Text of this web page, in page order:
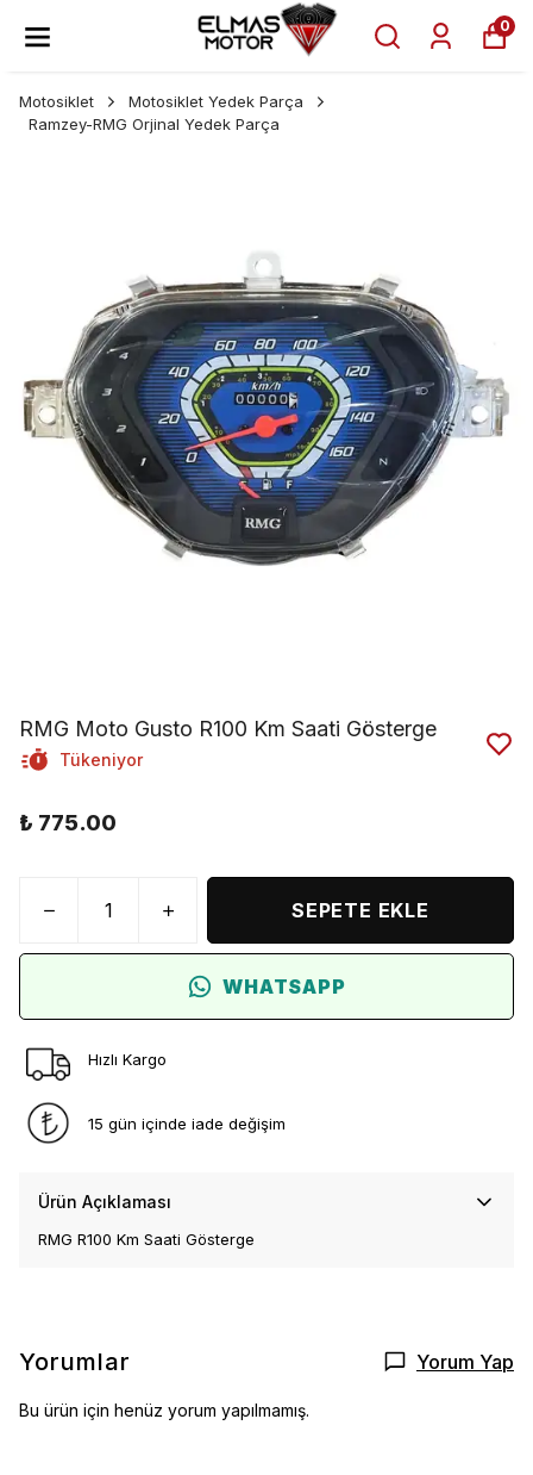
0
Motosiklet
Motosiklet Yedek Parça
Ramzey-RMG Orjinal Yedek Parça
RMG Moto Gusto R100 Km Saati Gösterge
Tükeniyor
₺ 775.00
SEPETE EKLE
WHATSAPP
Hızlı Kargo
15 gün içinde iade değişim
Ürün Açıklaması
RMG R100 Km Saati Gösterge
Yorumlar Yorum Yap
Bu ürün için henüz yorum yapılmamış.